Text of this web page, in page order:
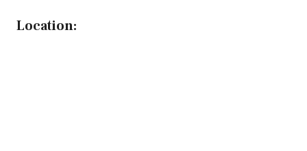
Location: